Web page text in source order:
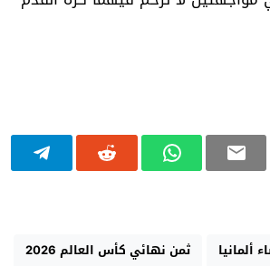
ألمانيا
ثمن نهائي كأس العالم 2026